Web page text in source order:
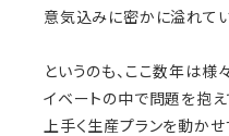
意気込みに密かに溢れてい
というのも、ここ数年は様
イベートの中で問題を抱え
上手く生産プランを動かせ